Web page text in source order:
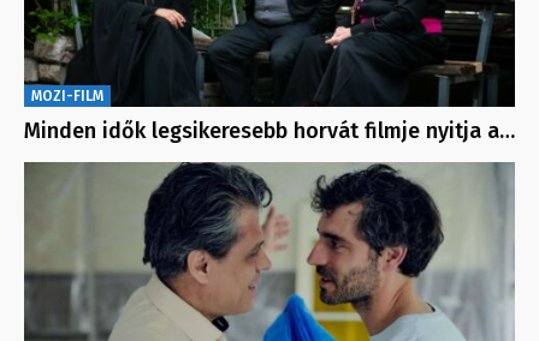
MOZI-FILM
Minden idők legsikeresebb horvát filmje nyitja a…